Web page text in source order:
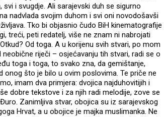
i svugdje. Ali sarajevski duh se sigurno
nadvlada svojim duhom i svi oni novodošavši
Tko bi objasnio čudo BiH kinematografije
treći, peti redatelj, više ne znam ni nabrojati
Od toga. A u korijenu svih stvari, po mom
riječi – osjećavanju tih stvari, radi se o
toga i toga, to svako zna, da gemištanje,
onog što je bilo u ovim poslovima. Te priče ne
imam dva primjera: dvojica najduhovitijih i
dobre tekstove i za njih radi melodije, zove se
Zanimljiva stvar, obojica su iz sarajevskog
Hrvat, a u obojice je majka muslimanka. Ne